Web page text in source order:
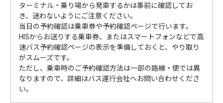
ターミナル・乗り場から発車するかは事前に確認してお
き、迷わないようにご注意ください。
当日の予約確認は乗車券や予約確認ページで行います。
HISからお送りする乗車券、またはスマートフォンなどで高
速バス予約確認ページの表示を準備しておくと、やり取り
がスムーズです。
ただし、乗車時のご予約確認方法は一部の路線・便では異
なりますので、詳細はバス運行会社へお問い合わせくださ
い。